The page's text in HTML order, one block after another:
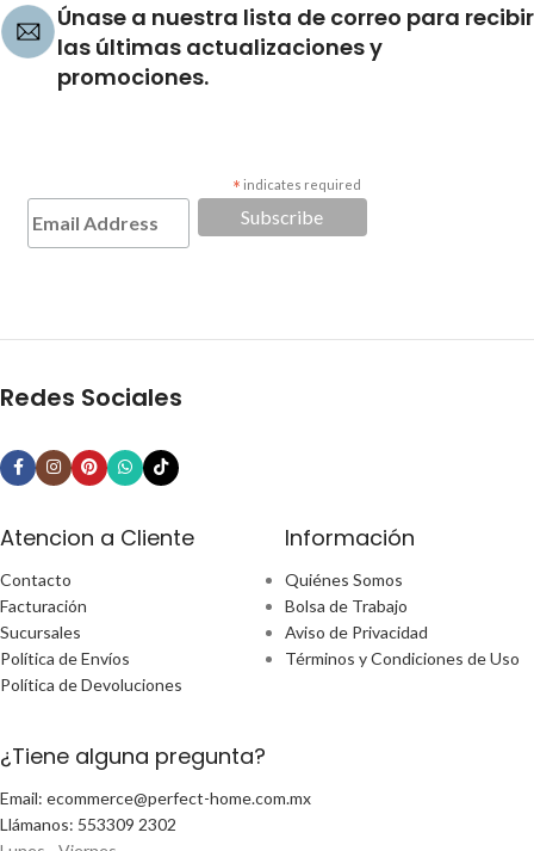
Únase a nuestra lista de correo para recibir
las últimas actualizaciones y
promociones.
* indicates required
Redes Sociales
Atencion a Cliente
Contacto
Facturación
Sucursales
Política de Envíos
Política de Devoluciones
Información
Quiénes Somos
Bolsa de Trabajo
Aviso de Privacidad
Términos y Condiciones de Uso
¿Tiene alguna pregunta?
Email: ecommerce@perfect-home.com.mx
Llámanos: 553309 2302